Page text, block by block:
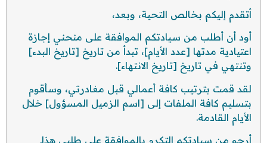
أتقدم إليكم بخالص التحية، وبعد،
أود أن أطلب من سيادتكم الموافقة على منحني إجازة
اعتيادية مدتها [عدد الأيام]، تبدأ من تاريخ [تاريخ البدء]
وتنتهي في تاريخ [تاريخ الانتهاء].
لقد قمت بترتيب كافة أعمالي قبل مغادرتي، وسأقوم
بتسليم كافة الملفات إلى [اسم الزميل المسؤول] خلال
الأيام القادمة.
أرجو من سيادتكم التكرم بالموافقة على طلبي هذا.